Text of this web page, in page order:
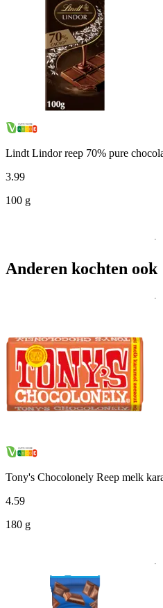
Lindt Lindor reep 70% pure
3.99
100 g
Anderen kochten ook
Tony's Chocolonely Reep melk
4.59
180 g